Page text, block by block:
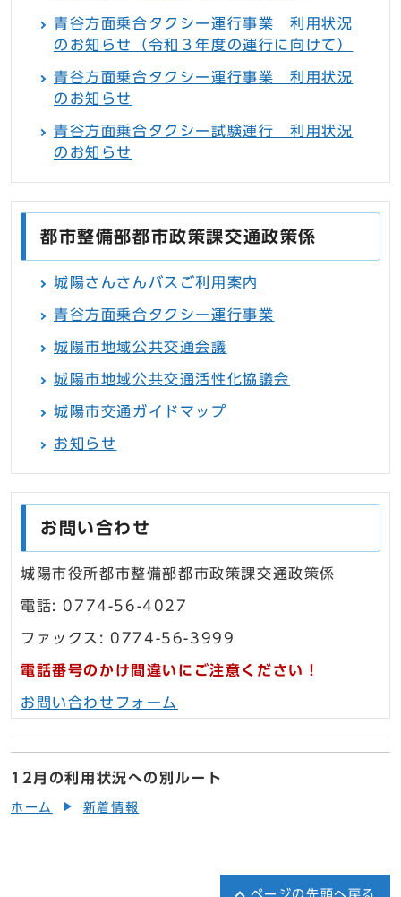
青谷方面乗合タクシー運行事業 利用状況
のお知らせ（令和３年度の運行に向けて）
青谷方面乗合タクシー運行事業 利用状況
のお知らせ
青谷方面乗合タクシー試験運行 利用状況
のお知らせ
都市整備部都市政策課交通政策係
城陽さんさんバスご利用案内
青谷方面乗合タクシー運行事業
城陽市地域公共交通会議
城陽市地域公共交通活性化協議会
城陽市交通ガイドマップ
お知らせ
お問い合わせ
城陽市役所都市整備部都市政策課交通政策係
電話: 0774-56-4027
ファックス: 0774-56-3999
電話番号のかけ間違いにご注意ください！
お問い合わせフォーム
12月の利用状況への別ルート
ホーム 新着情報
ページの先頭へ戻る